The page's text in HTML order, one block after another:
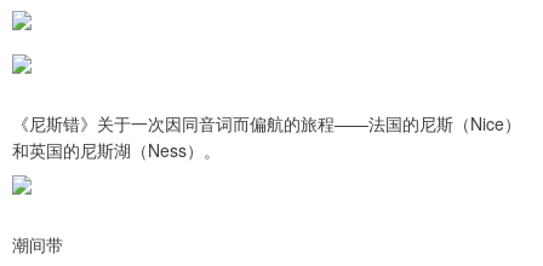
《尼斯错》关于一次因同音词而偏航的旅程——法国的尼斯（Nice）
和英国的尼斯湖（Ness）。
潮间带